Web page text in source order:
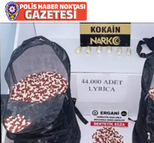
suçlardan aranan 113 kişi gözaltına alındı.